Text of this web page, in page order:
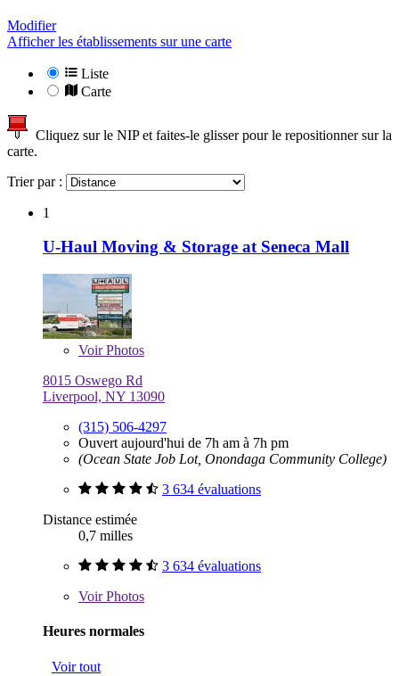
Modifier
Afficher les établissements sur une carte
Liste
Carte
Cliquez sur le NIP et faites-le glisser pour le repositionner sur la
carte.
Trier par :
1
U-Haul Moving & Storage at Seneca Mall
VoirPhotos
8015 Oswego Rd
Liverpool, NY 13090
(315) 506-4297
Ouvert aujourd'hui de 7h am à 7h pm
(Ocean State Job Lot, Onondaga Community College)
3 634 évaluations
Distance estimée
0,7 milles
3 634 évaluations
VoirPhotos
Heures normales
Voir tout